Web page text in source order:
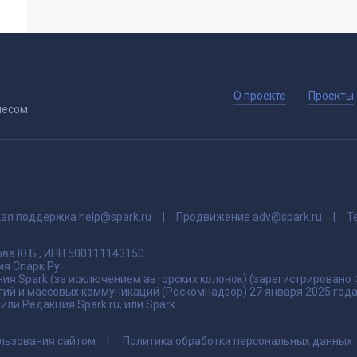
О проекте Проекты
поддержка help@spark.ru Продвижение adv@spark.ru
ИНН 500111143150
Спарк Ру
Spark (за исключением авторских колонок)
и массовых коммуникаций (Роскомнадзор) 27 января 2025
Редакция Spark.ru, или Spark.
сайтом Политика обработки персональных данных